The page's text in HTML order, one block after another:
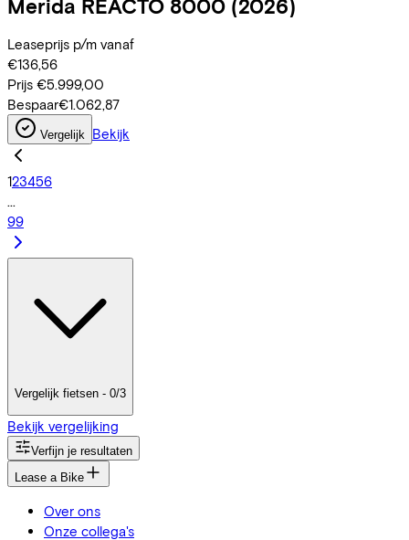
Merida REACTO 8000 (2026)
Leaseprijs p/m vanaf
€136,56
Prijs €5.999,00
Bespaar€1.062,87
Vergelijk Bekijk
123456
...
99
Vergelijk fietsen - 0/3
Bekijk vergelijking
Verfijn je resultaten
Lease a Bike
Over ons
Onze collega's